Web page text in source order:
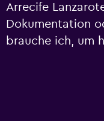
Arrecife
Dokumentation
brauche ich, um